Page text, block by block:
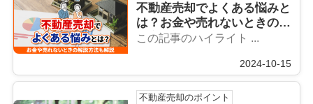
不動産売却でよくある悩みと
は？お金や売れないときの解
説方法も解説
この記事のハイライト ...
2024-10-15
不動産売却のポイント